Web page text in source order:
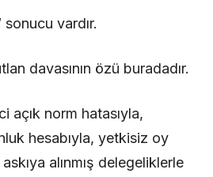
vardır.
davasının özü buradadır.
açık norm hatasıyla,
hesabıyla, yetkisiz oy
askıya alınmış delegeliklerle